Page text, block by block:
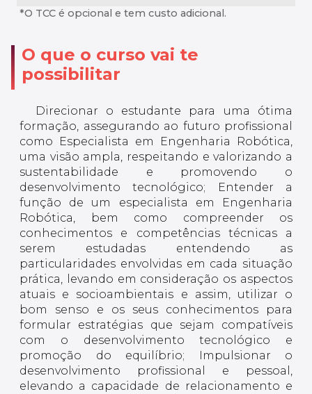
*O TCC é opcional e tem custo adicional.
O que o curso vai te
possibilitar
Direcionar o estudante para uma ótima
formação, assegurando ao futuro profissional
como Especialista em Engenharia Robótica,
uma visão ampla, respeitando e valorizando a
sustentabilidade e promovendo o
desenvolvimento tecnológico; Entender a
função de um especialista em Engenharia
Robótica, bem como compreender os
conhecimentos e competências técnicas a
serem estudadas entendendo as
particularidades envolvidas em cada situação
prática, levando em consideração os aspectos
atuais e socioambientais e assim, utilizar o
bom senso e os seus conhecimentos para
formular estratégias que sejam compatíveis
com o desenvolvimento tecnológico e
promoção do equilíbrio; Impulsionar o
desenvolvimento profissional e pessoal,
elevando a capacidade de relacionamento e